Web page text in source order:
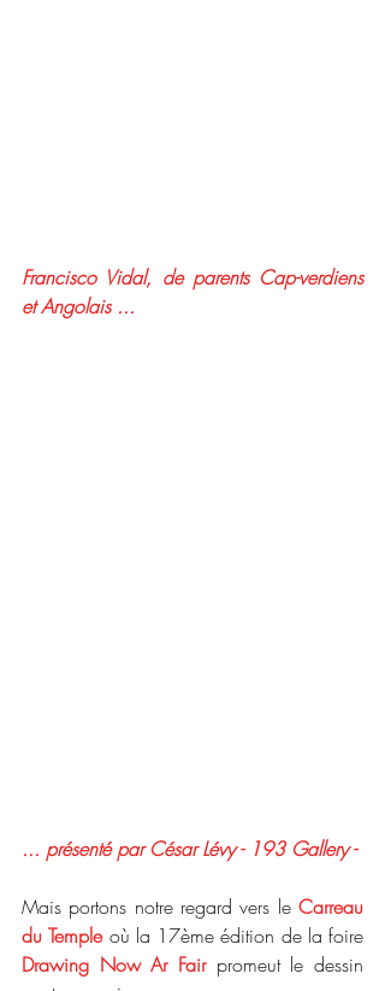
Francisco Vidal, de parents Cap-verdiens
et Angolais ...
... présenté par César Lévy - 193 Gallery -
Mais portons notre regard vers le Carreau
du Temple
Drawing Now Ar Fair promeut le dessin